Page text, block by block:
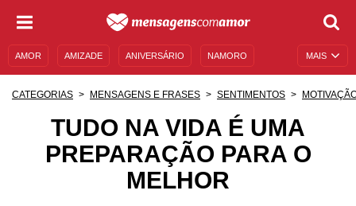
MAIS
AMOR AMIZADE ANIVERSÁRIO NAMORO
DESCULPAS
MENSAGENS E FRASES MENSAGENS DE ANIVERSÁRIO
FAMOSOS BÍBLIA
CATEGORIAS MENSAGENS E FRASES SENTIMENTOS
TUDO NA VIDA É UMA
PREPARAÇÃO PARA O
MELHOR